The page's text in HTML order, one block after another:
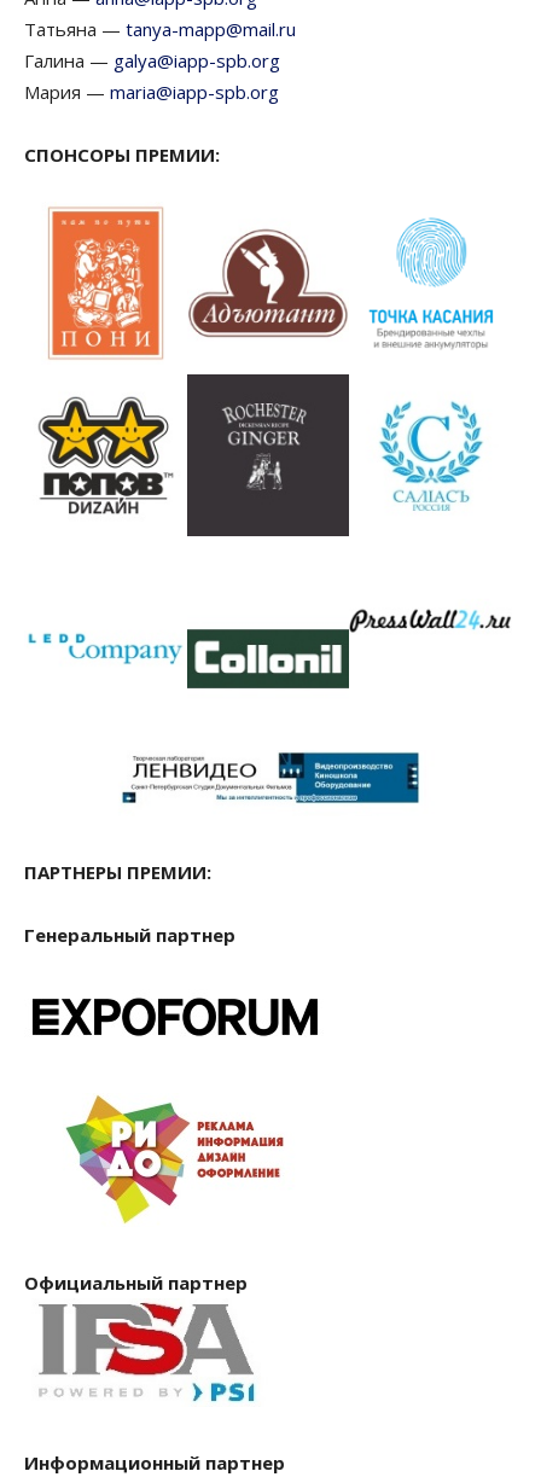
Татьяна — tanya-mapp@mail.ru
Галина — galya@iapp-spb.org
Мария — maria@iapp-spb.org
СПОНСОРЫ ПРЕМИИ:
ПАРТНЕРЫ ПРЕМИИ:
Генеральный партнер
Официальный партнер
Информационный партнер